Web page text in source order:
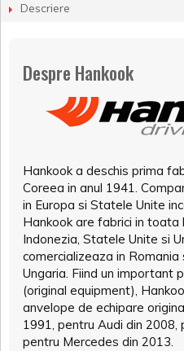
Descriere
Despre Hankook
Hankook a deschis prima
Coreea in anul 1941.
in Europa si Statele Unite
Hankook are fabrici in toata
Indonezia, Statele Unite si
comercializeaza in
Ungaria. Fiind un important
(original equipment),
anvelope de echipare
1991, pentru Audi din
pentru Mercedes din 2013.